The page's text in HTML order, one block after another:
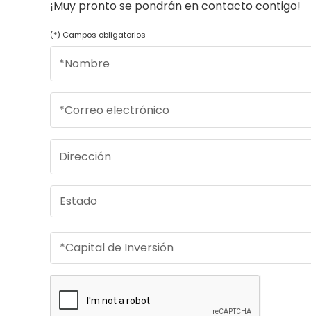
¡Muy pronto se pondrán en contacto contigo!
(*) Campos obligatorios